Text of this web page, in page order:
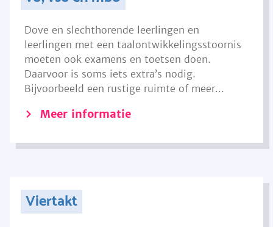
Dove en slechthorende leerlingen en
leerlingen met een taalontwikkelingsstoornis
moeten ook examens en toetsen doen.
Daarvoor is soms iets extra’s nodig.
Bijvoorbeeld een rustige ruimte of meer...
Meer informatie
Viertakt